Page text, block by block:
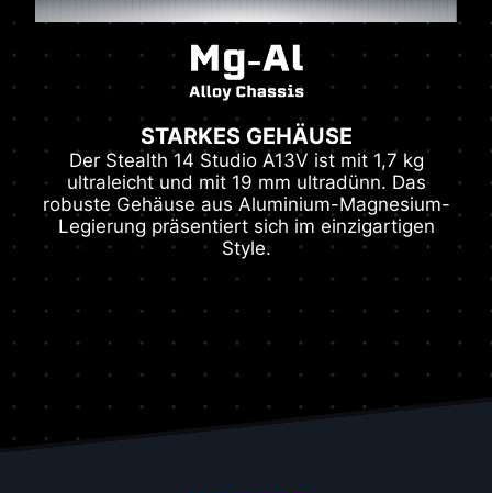
STARKES GEHÄUSE
Der Stealth 14 Studio A13V ist mit 1,7 kg
ultraleicht und mit 19 mm ultradünn. Das
robuste Gehäuse aus Aluminium-Magnesium-
Legierung präsentiert sich im einzigartigen
Style.